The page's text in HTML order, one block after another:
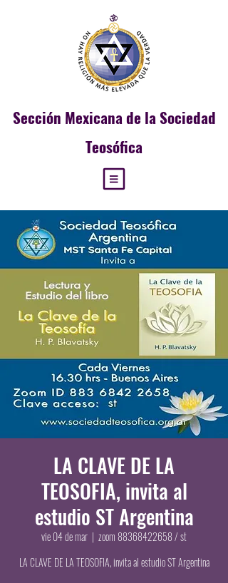
Sección Mexicana de la Sociedad
Teosófica
LA CLAVE DE LA
TEOSOFIA, invita al
estudio ST Argentina
vie 04 de mar
  |
zoom 88368422658 / st
LA CLAVE DE LA TEOSOFIA, invita al estudio ST Argentina